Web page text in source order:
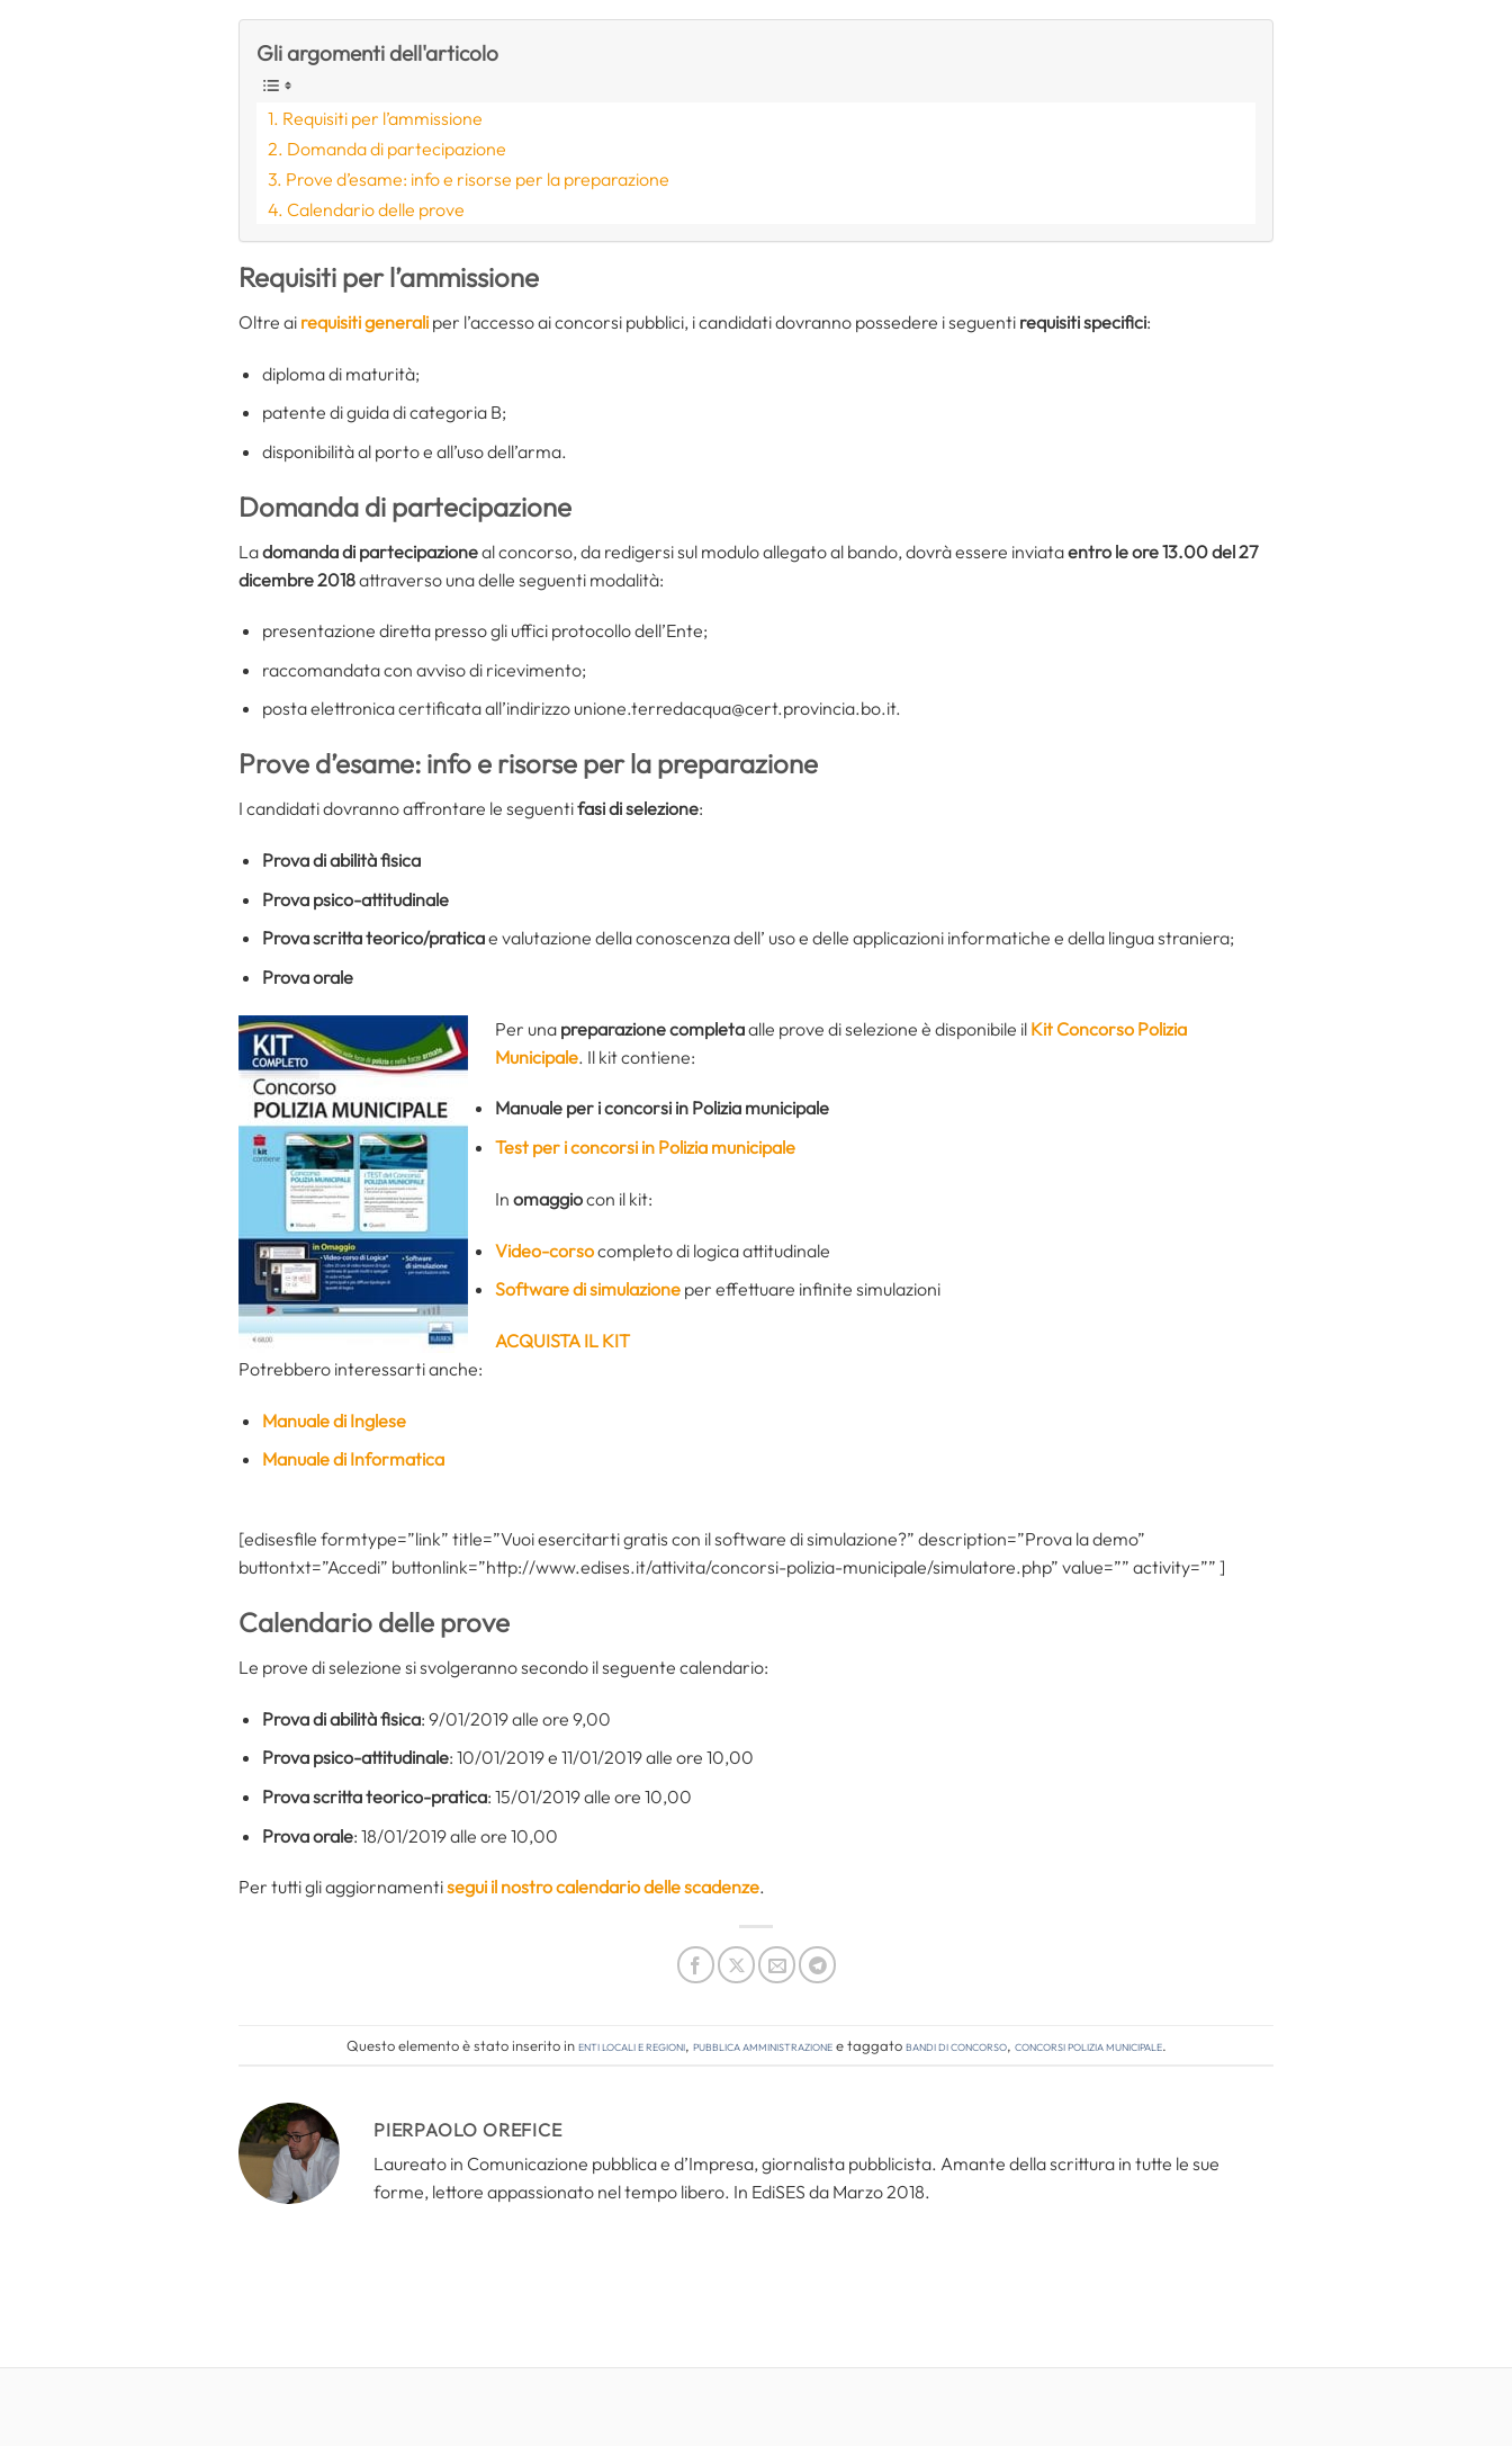
Gli argomenti dell'articolo
Requisiti per l’ammissione
Domanda di partecipazione
Prove d’esame: info e risorse per la preparazione
Calendario delle prove
Requisiti per l’ammissione
Oltre ai requisiti generali per l’accesso ai concorsi pubblici, i candidati dovranno possedere i seguenti requisiti specifici:
diploma di maturità;
patente di guida di categoria B;
disponibilità al porto e all’uso dell’arma.
Domanda di partecipazione
Ladomanda di partecipazioneal concorso, da redigersi sul modulo allegato al bando, dovrà essere inviataentro le ore 13.00 del 27
dicembre 2018attraverso una delle seguenti modalità:
presentazione diretta presso gli uffici protocollo dell’Ente;
raccomandata con avviso di ricevimento;
posta elettronica certificata all’indirizzo unione.terredacqua@cert.provincia.bo.it.
Prove d’esame: info e risorse per la preparazione
I candidati dovranno affrontare le seguentifasi di selezione:
Prova di abilità fisica
Prova psico-attitudinale
Prova scritta teorico/praticae valutazione della conoscenza dell’ uso e delle applicazioni informatiche e della lingua straniera;
Prova orale
Per una preparazione completaalle prove di selezione è disponibile il Kit Concorso Polizia
Municipale. Il kit contiene:
Manuale per i concorsi in Polizia municipale
Test per i concorsi in Polizia municipale
In omaggiocon il kit:
Video-corsocompleto di logica attitudinale
Software di simulazione per effettuare infinite simulazioni
ACQUISTA IL KIT
Potrebbero interessarti anche:
Manuale di Inglese
Manuale di Informatica
[edisesfile formtype=”link” title=”Vuoi esercitarti gratis con il software di simulazione?” description=”Prova la demo”
buttontxt=”Accedi” buttonlink=”http://www.edises.it/attivita/concorsi-polizia-municipale/simulatore.php” value=”” activity=”” ]
Calendario delle prove
Le prove di selezione si svolgeranno secondo il seguente calendario:
Prova di abilità fisica: 9/01/2019 alle ore 9,00
Prova psico-attitudinale: 10/01/2019 e 11/01/2019 alle ore 10,00
Prova scritta teorico-pratica: 15/01/2019 alle ore 10,00
Prova orale: 18/01/2019 alle ore 10,00
Per tutti gli aggiornamentisegui il nostro calendario delle scadenze.
Questo elemento è stato inserito inEnti locali e regioni, Pubblica amministrazionee taggatobandi di concorso, concorsi polizia municipale.
PIERPAOLO OREFICE
Laureato in Comunicazione pubblica e d’Impresa, giornalista pubblicista. Amante della scrittura in tutte le sue
forme, lettore appassionato nel tempo libero. In EdiSES da Marzo 2018.